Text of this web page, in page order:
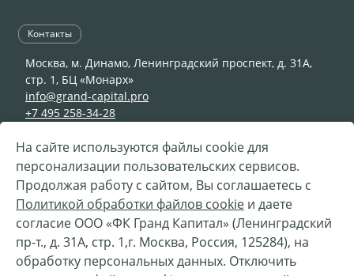
© 2002—2026 ООО «ФК Гранд Капитал»
Разработка —«Сибирикс»
Контакты
Москва, м. Динамо, Ленинградский проспект, д. 31А,
стр. 1, БЦ «Монарх»
info@grand-capital.pro
+7 495 258-34-28
Телефон горячей линии Службы безопасности ООО
"ФК Гранд Капитал"
Вы можете направить нам сообщение о признаках
На сайте используются файлы cookie для
персонализации пользовательских сервисов.
Продолжая работу с сайтом, Вы соглашаетесь с
Политикой обработки файлов cookie и даете
согласие ООО «ФК Гранд Капитал» (Ленинградский
пр-т., д. 31А, стр. 1,г. Москва, Россия, 125284), на
обработку персональных данных. Отключить